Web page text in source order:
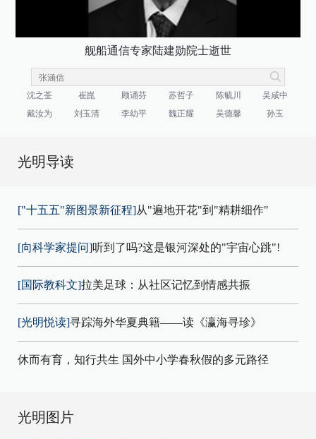
舰船通信专家陆建勋院士逝世
沈之荃 崔崑 顾诵芬 苏哲子 陈毓川
吴咸中
戴汝为
刘玉清 李幼平 魏正耀 吴德馨 孙玉
光明导读
["十五五"新图景新征程]从"遍地开花"到"精耕细作"
[向科学家提问]听到了吗?这是银河深处的"宇宙心跳"!
[国际教科文]拉美足球：从社区记忆到情感共振
[光明悦读]寻踪海外华夏典籍——读《瀛海寻珍》
休而有育，知行共生 国外中小学春秋假的多元路径
光明图片